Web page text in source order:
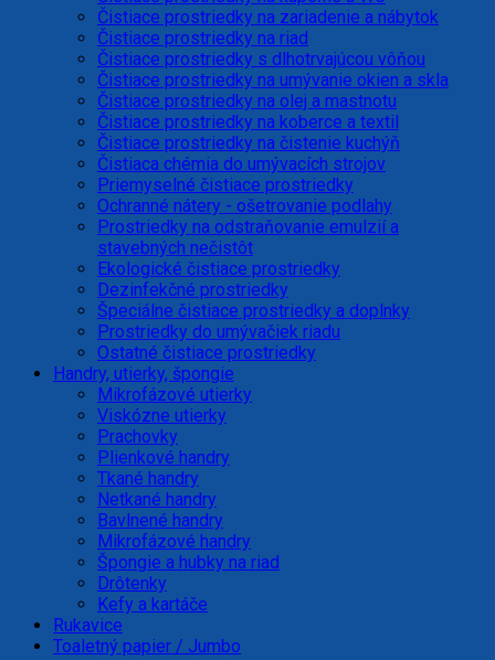
Čistiace prostriedky na zariadenie a nábytok
Čistiace prostriedky na riad
Čistiace prostriedky s dlhotrvajúcou vôňou
Čistiace prostriedky na umývanie okien a skla
Čistiace prostriedky na olej a mastnotu
Čistiace prostriedky na koberce a textil
Čistiace prostriedky na čistenie kuchýň
Čistiaca chémia do umývacích strojov
Priemyselné čistiace prostriedky
Ochranné nátery - ošetrovanie podlahy
Prostriedky na odstraňovanie emulzií a
stavebných nečistôt
Ekologické čistiace prostriedky
Dezinfekčné prostriedky
Špeciálne čistiace prostriedky a doplnky
Prostriedky do umývačiek riadu
Ostatné čistiace prostriedky
Handry, utierky, špongie
Mikrofázové utierky
Viskózne utierky
Prachovky
Plienkové handry
Tkané handry
Netkané handry
Bavlnené handry
Mikrofázové handry
Špongie a hubky na riad
Drôtenky
Kefy a kartáče
Rukavice
Toaletný papier / Jumbo